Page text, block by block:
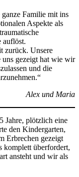
Familie mit ins
Aspekte als
auflöst.
zurück. Unsere
uns gezeigt hat wie wir
und die
Alex und Maria
Jahre, plötzlich eine
den Kindergarten,
Erbrechen gezeigt
komplett überfordert,
ansteht und wir als